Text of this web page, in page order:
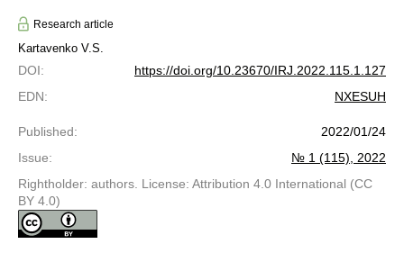
Research article
Kartavenko V.S.
DOI:
https://doi.org/10.23670/IRJ.2022.115.1.127
EDN: NXESUH
Published:
2022/01/24
Issue:
№ 1 (115), 2022
Rightholder: authors. License: Attribution 4.0 International (CC
BY 4.0)